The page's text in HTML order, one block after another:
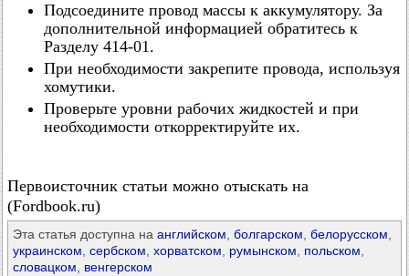
Подсоедините провод массы к аккумулятору. За
дополнительной информацией обратитесь к
Разделу 414-01.
При необходимости закрепите провода, используя
хомутики.
Проверьте уровни рабочих жидкостей и при
необходимости откорректируйте их.
Первоисточник статьи можно отыскать на
(Fordbook.ru)
Эта статья доступна на английском болгарском белорусском
украинском сербском хорватском румынском польском
словацком
венгерском